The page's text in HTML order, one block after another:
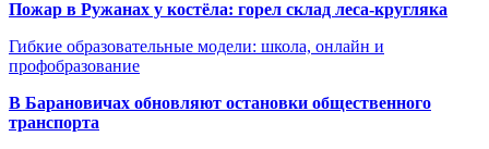
Пожар в Ружанах у костёла: горел склад леса-кругляка
Гибкие образовательные модели: школа, онлайн и
профобразование
В Барановичах обновляют остановки общественного
транспорта